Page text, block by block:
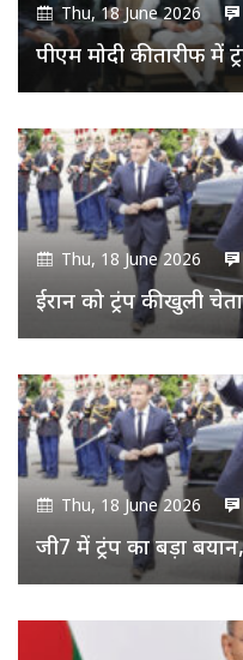
Thu, 18 June 2026
पीएम मोदी की तारीफ
Thu, 18 June 2026
ईरान को ट्रंप की खुली
Thu, 18 June 2026
जी7 में ट्रंप का बड़ा